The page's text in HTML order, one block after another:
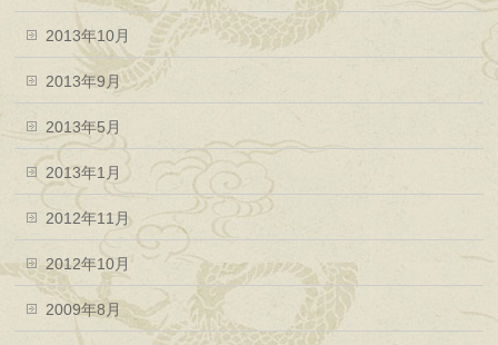
2013年10月
2013年9月
2013年5月
2013年1月
2012年11月
2012年10月
2009年8月